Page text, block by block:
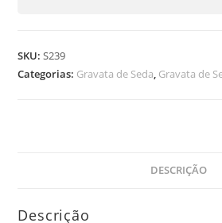
SKU:S239
Categorias: Gravata de Seda, Gravata de
DESCRIÇÃO
Descrição